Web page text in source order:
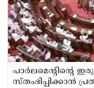
പാര്‍ലമെന്റിന്റെ
സ്തംഭിപ്പിക്കാന്‍